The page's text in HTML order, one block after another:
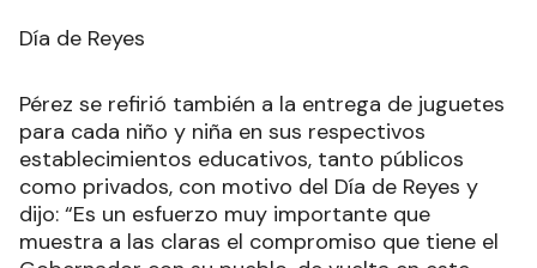
Día de Reyes
Pérez se refirió también a la entrega de juguetes
para cada niño y niña en sus respectivos
establecimientos educativos, tanto públicos
como privados, con motivo del Día de Reyes y
dijo: “Es un esfuerzo muy importante que
muestra a las claras el compromiso que tiene el